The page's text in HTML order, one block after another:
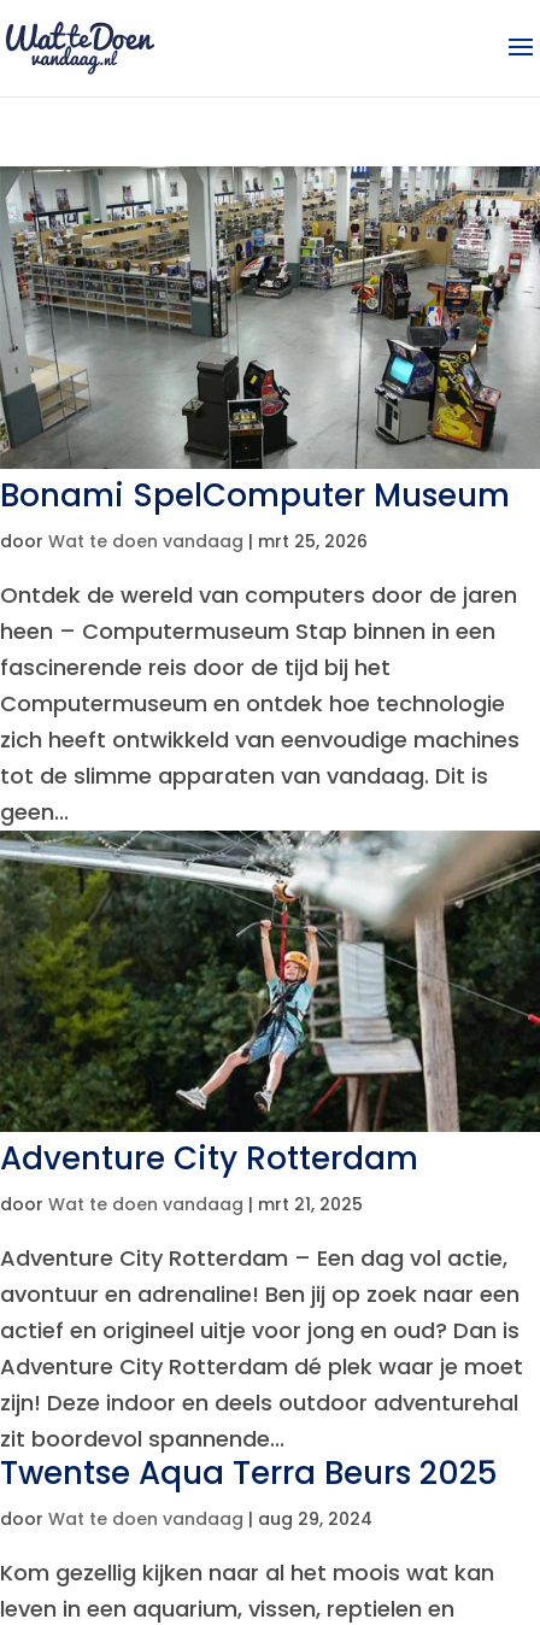
Bonami SpelComputer Museum
door Wat te doen vandaag | mrt 25, 2026
Ontdek de wereld van computers door de jaren
heen – Computermuseum Stap binnen in een
fascinerende reis door de tijd bij het
Computermuseum en ontdek hoe technologie
zich heeft ontwikkeld van eenvoudige machines
tot de slimme apparaten van vandaag. Dit is
geen...
Adventure City Rotterdam
door Wat te doen vandaag | mrt 21, 2025
Adventure City Rotterdam – Een dag vol actie,
avontuur en adrenaline! Ben jij op zoek naar een
actief en origineel uitje voor jong en oud? Dan is
Adventure City Rotterdam dé plek waar je moet
zijn! Deze indoor en deels outdoor adventurehal
zit boordevol spannende...
Twentse Aqua Terra Beurs 2025
door Wat te doen vandaag | aug 29, 2024
Kom gezellig kijken naar al het moois wat kan
leven in een aquarium, vissen, reptielen en